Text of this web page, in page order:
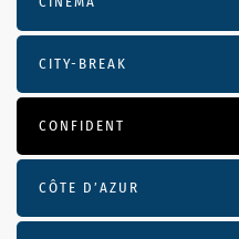
CITY-BREAK
CONFIDENT
CÔTE D’AZUR